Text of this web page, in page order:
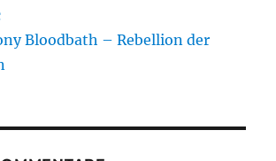
Bloodbath – Rebellion der